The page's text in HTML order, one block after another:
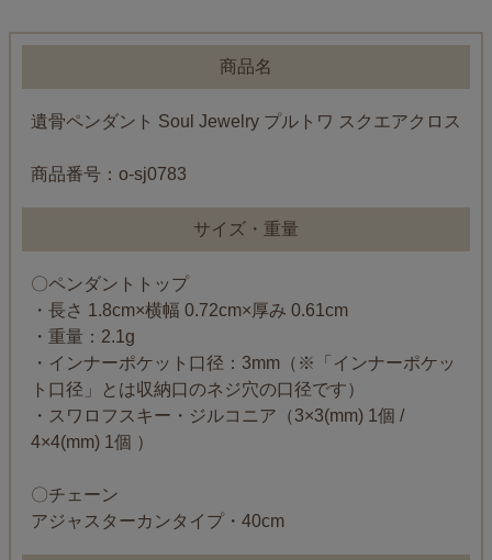
商品名
遺骨ペンダント Soul Jewelry プルトワ スクエアクロス
商品番号：o-sj0783
サイズ・重量
〇ペンダントトップ
・長さ 1.8cm×横幅 0.72cm×厚み 0.61cm
・重量：2.1g
・インナーポケット口径：3mm（※「インナーポケッ
ト口径」とは収納口のネジ穴の口径です）
・スワロフスキー・ジルコニア（3×3(mm) 1個 /
4×4(mm) 1個 ）
〇チェーン
アジャスターカンタイプ・40cm